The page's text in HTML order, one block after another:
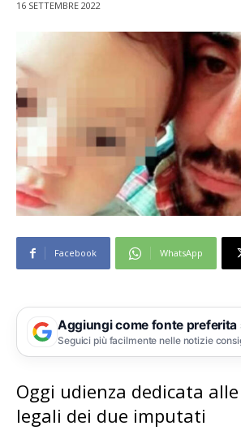
16 SETTEMBRE 2022
Facebook WhatsApp
Aggiungi come fonte preferita
Seguici più facilmente nelle notizie
Oggi udienza dedicata
legali dei due imputati